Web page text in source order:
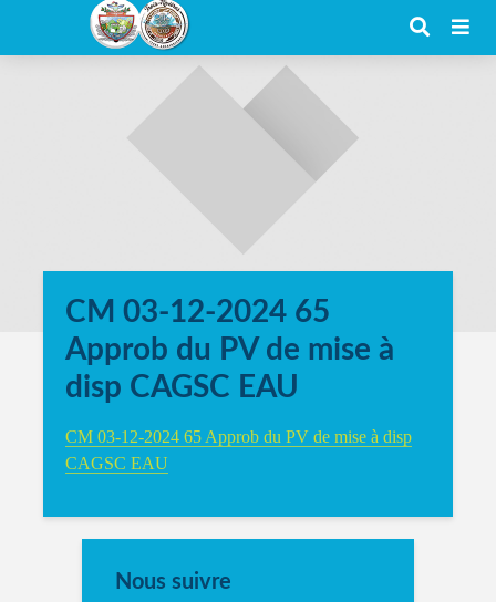
CM 03-12-2024 65
Approb du PV de mise à
disp CAGSC EAU
CM 03-12-2024 65 Approb du PV de mise à disp
CAGSC EAU
Nous suivre